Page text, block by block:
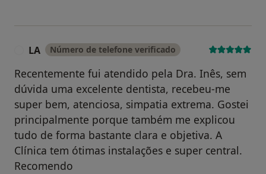
LA Número de telefone verificado
Recentemente fui atendido pela Dra. Inês, sem
dúvida uma excelente dentista, recebeu-me
super bem, atenciosa, simpatia extrema. Gostei
principalmente porque também me explicou
tudo de forma bastante clara e objetiva. A
Clínica tem ótimas instalações e super central.
Recomendo